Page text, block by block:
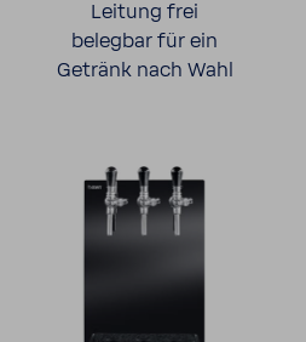
Leitung frei
belegbar für ein
Getränk nach Wahl